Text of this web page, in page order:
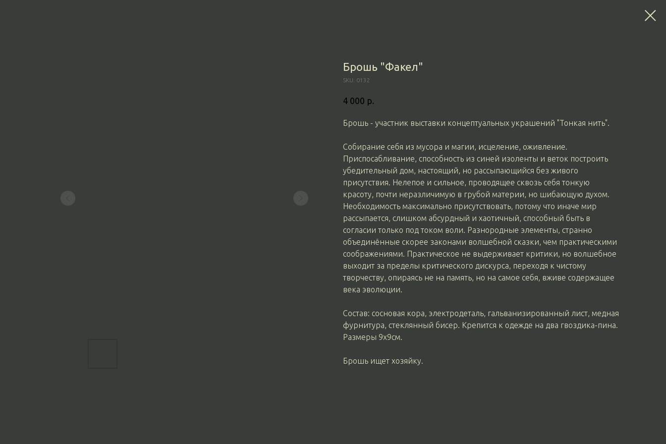
Брошь "Факел"
SKU: 0132
4 000 р.
Брошь - участник выставки концептуальных украшений "Тонкая нить".
Собирание себя из мусора и магии, исцеление, оживление.
Приспосабливание, способность из синей изоленты и веток построить
убедительный дом, настоящий, но рассыпающийся без живого
присутствия. Нелепое и сильное, проводящее сквозь себя тонкую
красоту, почти неразличимую в грубой материи, но шибающую духом.
Необходимость максимально присутствовать, потому что иначе мир
рассыпается, слишком абсурдный и хаотичный, способный быть в
согласии только под током воли. Разнородные элементы, странно
объединённые скорее законами волшебной сказки, чем практическими
соображениями. Практическое не выдерживает критики, но волшебное
выходит за пределы критического дискурса, переходя к чистому
творчеству, опираясь не на память, но на самое себя, вживе содержащее
века эволюции.
Состав: сосновая кора, электродеталь, гальванизированный лист, медная
фурнитура, стеклянный бисер. Крепится к одежде на два гвоздика-пина.
Размеры 9х9см.
Брошь ищет хозяйку.